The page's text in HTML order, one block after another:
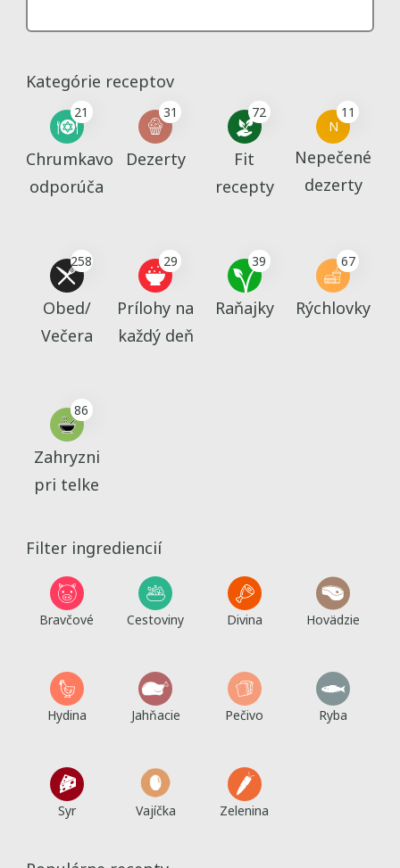
Kategórie receptov
21
Chrumkavo
odporúča
31
Dezerty
72
Fit
recepty
N
11
Nepečené
dezerty
258
Obed/
Večera
29
Prílohy na
každý deň
39
Raňajky
67
Rýchlovky
86
Zahryzni
pri telke
Filter ingrediencií
Bravčové Cestoviny Divina Hovädzie
Hydina Jahňacie Pečivo Ryba
Syr Vajíčka Zelenina